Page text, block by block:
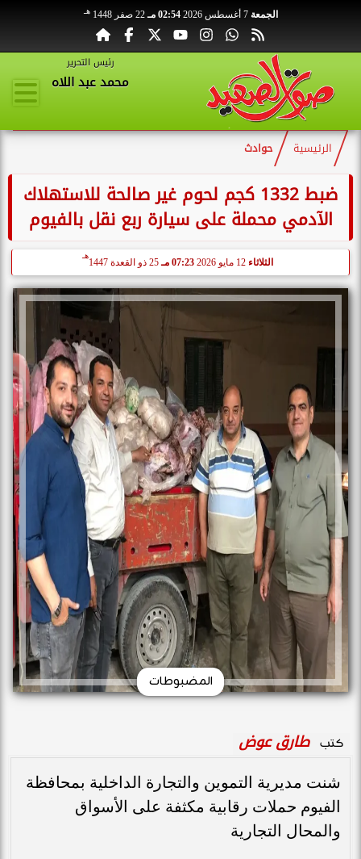
الجمعة 7 أغسطس 2026 02:54 مـ 22 صفر 1448 هـ
رئيس التحرير
محمد عبد اللاه
الرئيسية حوادث
ضبط 1332 كجم لحوم غير صالحة للاستهلاك
الآدمي محملة على سيارة ربع نقل بالفيوم
الثلاثاء 12 مايو 2026 07:23 مـ 25 ذو القعدة 1447
هـ
المضبوطات
كتب طارق عوض
شنت مديرية التموين والتجارة الداخلية بمحافظة
الفيوم حملات رقابية مكثفة على الأسواق
والمحال التجارية